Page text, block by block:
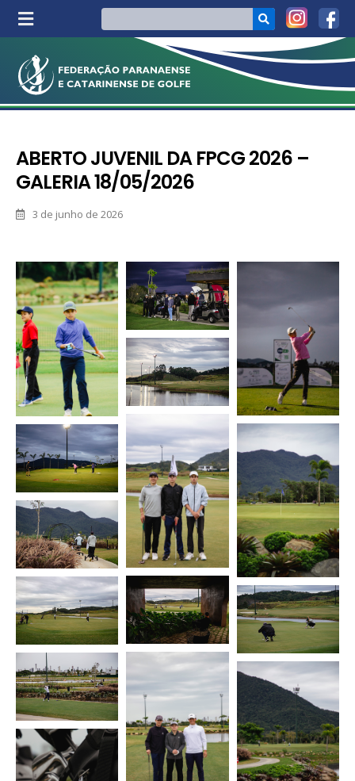
ABERTO JUVENIL DA FPCG 2026 –
GALERIA 18/05/2026
3 de junho de 2026